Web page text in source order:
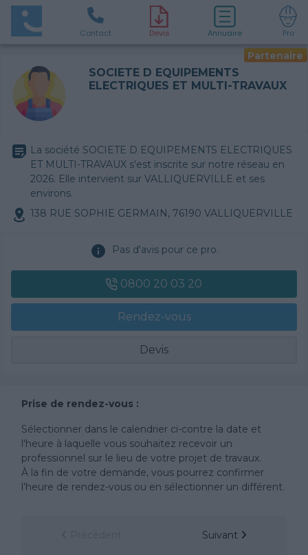
Contact Devis Annuaire Pro
Partenaire
SOCIETE D EQUIPEMENTS
ELECTRIQUES ET MULTI-TRAVAUX
La société SOCIETE D EQUIPEMENTS ELECTRIQUES
ET MULTI-TRAVAUX s'est inscrite sur notre réseau en
2026. Elle intervient sur VALLIQUERVILLE et ses
environs.
138 RUE SOPHIE GERMAIN, 76190 VALLIQUERVILLE
Pas d'avis pour ce pro.
0800 20 03 20
Rendez-vous
Devis
Prise de rendez-vous :
Sélectionner dans le calendrier ci-contre la date et
l'heure à laquelle vous souhaitez recevoir un
professionnel sur le lieu de votre projet de travaux.
À la fin de votre demande, vous pourrez confirmer
l’heure de rendez-vous ou en sélectionner un différent.
Suivant